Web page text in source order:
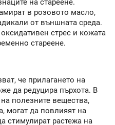
на стареене.
в розовото масло,
от външната среда.
стрес и кожата
стареене.
че прилагането на
да редуцира пърхота. В
полезните вещества,
могат да повлияят на
стимулират растежа на